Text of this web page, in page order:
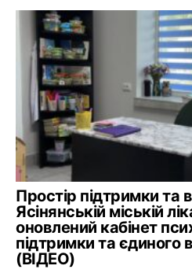
Простір підтримки та
Ясінянській міській
оновлений кабінет
підтримки та єдиного
(ВІДЕО)